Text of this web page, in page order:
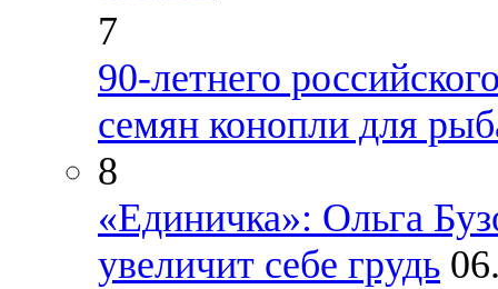
7
90-летнего
семян конопли для
8
«Единичка»: Ольга
увеличит себе грудь